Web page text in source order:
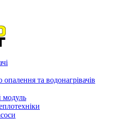
та водонагрівачів
модуль